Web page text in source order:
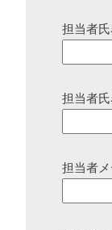
担当者氏
担当者氏
担当者